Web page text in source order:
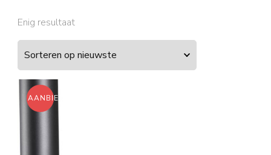
Enig resultaat
AANBIEDING!